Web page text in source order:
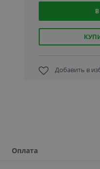
Добавить в
Оплата